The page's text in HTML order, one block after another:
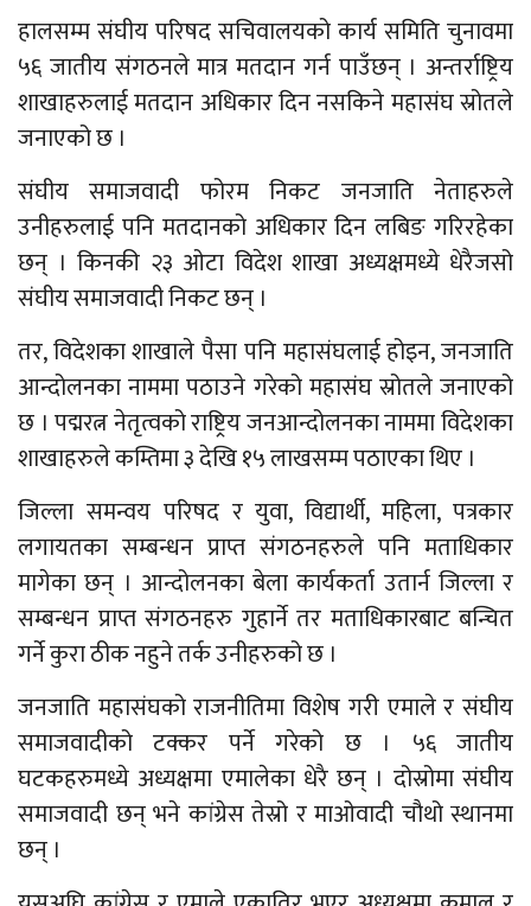
हालसम्म संघीय परिषद सचिवालयको कार्य समिति चुनावमा
५६ जातीय संगठनले मात्र मतदान गर्न पाउँछन् । अन्तर्राष्ट्रिय
शाखाहरुलाई मतदान अधिकार दिन नसकिने महासंघ स्रोतले
जनाएको छ ।
संघीय समाजवादी फोरम निकट जनजाति नेताहरुले
उनीहरुलाई पनि मतदानको अधिकार दिन लबिङ गरिरहेका
छन् । किनकी २३ ओटा विदेश शाखा अध्यक्षमध्ये धेरैजसो
संघीय समाजवादी निकट छन् ।
तर, विदेशका शाखाले पैसा पनि महासंघलाई होइन, जनजाति
आन्दोलनका नाममा पठाउने गरेको महासंघ स्रोतले जनाएको
छ । पद्मरत्न नेतृत्वको राष्ट्रिय जनआन्दोलनका नाममा विदेशका
शाखाहरुले कम्तिमा ३ देखि १५ लाखसम्म पठाएका थिए ।
जिल्ला समन्वय परिषद र युवा, विद्यार्थी, महिला, पत्रकार
लगायतका सम्बन्धन प्राप्त संगठनहरुले पनि मताधिकार
मागेका छन् । आन्दोलनका बेला कार्यकर्ता उतार्न जिल्ला र
सम्बन्धन प्राप्त संगठनहरु गुहार्ने तर मताधिकारबाट बन्चित
गर्ने कुरा ठीक नहुने तर्क उनीहरुको छ ।
जनजाति महासंघको राजनीतिमा विशेष गरी एमाले र संघीय
समाजवादीको टक्कर पर्ने गरेको छ । ५६ जातीय
घटकहरुमध्ये अध्यक्षमा एमालेका धेरै छन् । दोस्रोमा संघीय
समाजवादी छन् भने कांग्रेस तेस्रो र माओवादी चौथो स्थानमा
छन् ।